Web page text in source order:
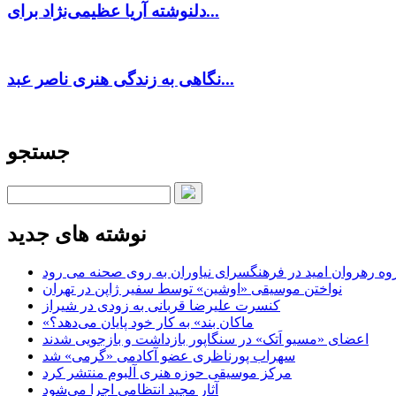
دلنوشته آریا عظیمی‌نژاد برای...
نگاهی به زندگی هنری ناصر عبد...
جستجو
نوشته های جدید
رهروان امید در فرهنگسرای نیاوران به روی صحنه می رود
نواختن موسیقی «اوشین» توسط سفیر ژاپن در تهران
کنسرت علیرضا قربانی به زودی در شیراز
«ماکان بند» به کار خود پایان می‌دهد؟
اعضای «مسیو اَتک» در سنگاپور بازداشت و بازجویی شدند
سهراب پورناظری عضو آکادمی «گرمی» شد
مرکز موسیقی حوزه هنری آلبوم منتشر کرد
آثار مجید انتظامی اجرا می‌شود